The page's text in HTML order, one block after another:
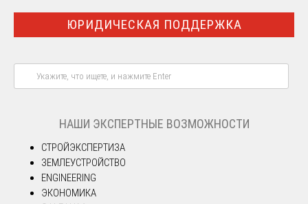
ЮРИДИЧЕСКАЯ ПОДДЕРЖКА
НАШИ ЭКСПЕРТНЫЕ ВОЗМОЖНОСТИ
СТРОЙЭКСПЕРТИЗА
ЗЕМЛЕУСТРОЙСТВО
ENGINEERING
ЭКОНОМИКА